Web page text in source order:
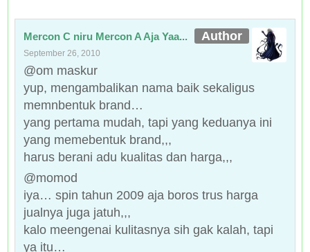
Mercon C niru Mercon A Aja Yaa...
September 26, 2010
@om maskur
yup, mengambalikan nama baik sekaligus
memnbentuk brand…
yang pertama mudah, tapi yang keduanya ini
yang memebentuk brand,,,
harus berani adu kualitas dan harga,,,
@momod
iya… spin tahun 2009 aja boros trus harga
jualnya juga jatuh,,,
kalo meengenai kulitasnya sih gak kalah, tapi
ya itu…